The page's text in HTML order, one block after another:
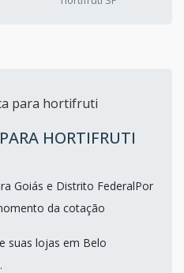
HORTIFRUTI
Goiás e Distrito FederalPor
da cotação
suas lojas em Belo